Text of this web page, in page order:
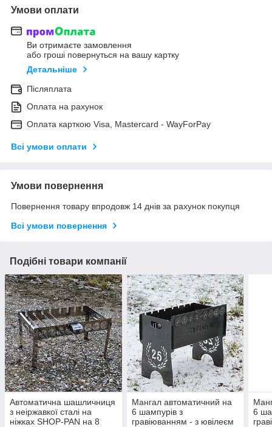
Умови оплати
Ви отримаєте замовлення
або гроші повернуться на вашу картку
Детальніше
Післяплата
Оплата на рахунок
Оплата карткою Visa, Mastercard - WayForPay
Всі умови оплати
Умови повернення
Повернення товару впродовж 14 днів за рахунок покупця
Всі умови повернення
Подібні товари компанії
Автоматична шашличниця
з неіржавкої сталі на
ніжках SHOP-PAN на 8
Мангал автоматичний на
6 шампурів з
гравіюванням - з ювілеєм
6